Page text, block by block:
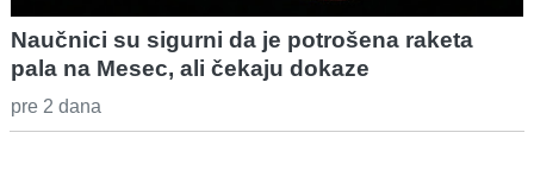
Naučnici su sigurni da je potrošena raketa
pala na Mesec, ali čekaju dokaze
pre 2 dana